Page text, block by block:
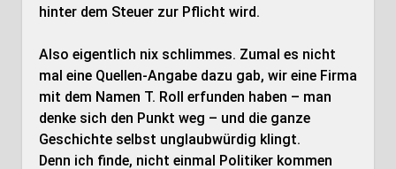
hinter dem Steuer zur Pflicht wird.
Also eigentlich nix schlimmes. Zumal es nicht
mal eine Quellen-Angabe dazu gab, wir eine Firma
mit dem Namen T. Roll erfunden haben – man
denke sich den Punkt weg – und die ganze
Geschichte selbst unglaubwürdig klingt.
Denn ich finde, nicht einmal Politiker kommen